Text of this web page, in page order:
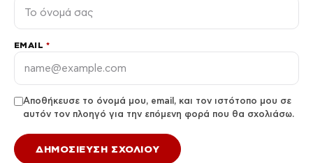
EMAIL *
Αποθήκευσε το όνομά μου, email, και τον ιστότοπο μου σε
αυτόν τον πλοηγό για την επόμενη φορά που θα σχολιάσω.